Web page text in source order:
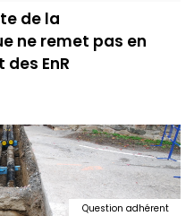
de la
ne remet pas en
EnR
Question adhérent